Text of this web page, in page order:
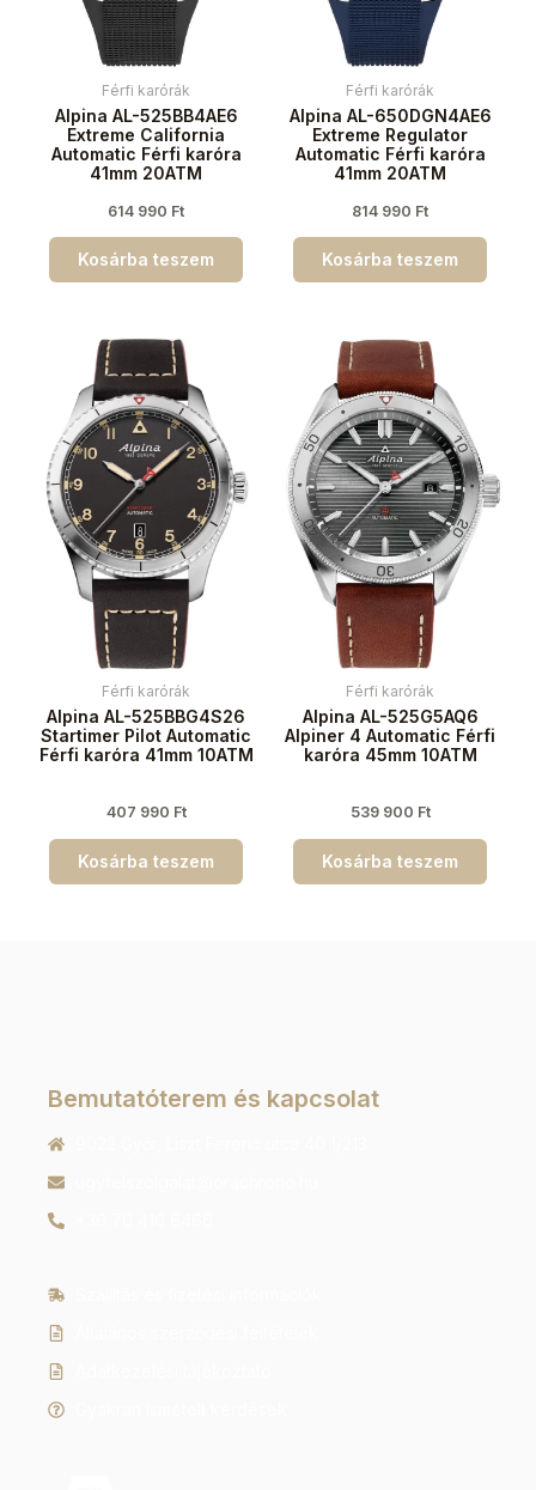
Férfi karórák
Alpina AL-525BB4AE6
Extreme California
Automatic Férfi karóra
41mm 20ATM
614 990 Ft
Kosárba teszem
Férfi karórák
Alpina AL-650DGN4AE6
Extreme Regulator
Automatic Férfi karóra
41mm 20ATM
814 990 Ft
Kosárba teszem
Férfi karórák
Alpina AL-525BBG4S26
Startimer Pilot Automatic
Férfi karóra 41mm 10ATM
407 990 Ft
Kosárba teszem
Férfi karórák
Alpina AL-525G5AQ6
Alpiner 4 Automatic Férfi
karóra 45mm 10ATM
539 900 Ft
Kosárba teszem
Bemutatóterem és kapcsolat